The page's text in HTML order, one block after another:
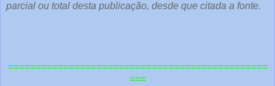
u
parcial ou total desta publicação, desde que citada a fonte.
===============================================
===